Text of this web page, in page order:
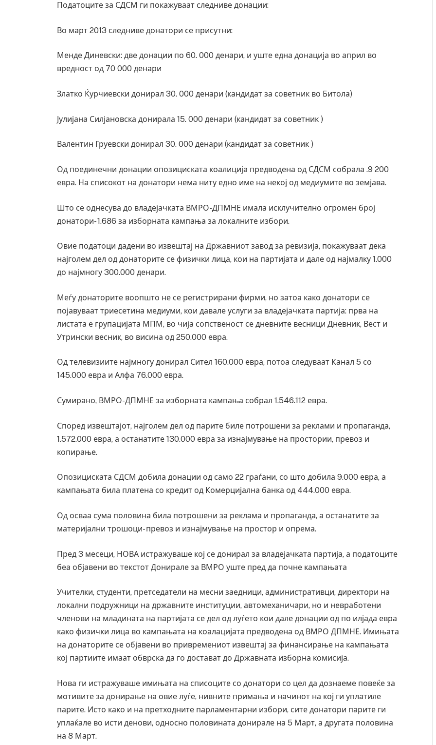
Податоците за СДСМ ги покажуваат следниве донации:
Во март 2013 следниве донатори се присутни:
Менде Диневски: две донации по 60. 000 денари, и уште една донација во април во
вредност од 70 000 денари
Златко Ќурчиевски донирал 30. 000 денари (кандидат за советник во Битола)
Јулијана Силјановска донирала 15. 000 денари (кандидат за советник )
Валентин Груевски донирал 30. 000 денари (кандидат за советник )
Од поединечни донации опозициската коалиција предводена од СДСМ собрала .9 200
евра. На списокот на донатори нема ниту едно име на некој од медиумите во земјава.
Што се однесува до владејачката ВМРО-ДПМНЕ имала исклучително огромен број
донатори- 1.686 за изборната кампања за локалните избори.
Овие податоци дадени во извештај на Државниот завод за ревизија, покажуваат дека
најголем дел од донаторите се физички лица, кои на партијата и дале од најмалку 1.000
до најмногу 300.000 денари.
Меѓу донаторите воопшто не се регистрирани фирми, но затоа како донатори се
појавуваат триесетина медиуми, кои давале услуги за владејачката партија: прва на
листата е групацијата МПМ, во чија сопственост се дневните весници Дневник, Вест и
Утрински весник, во висина од 250.000 евра.
Од телевизиите најмногу донирал Сител 160.000 евра, потоа следуваат Канал 5 со
145.000 евра и Алфа 76.000 евра.
Сумирано, ВМРО-ДПМНЕ за изборната кампања собрал 1.546.112 евра.
Според извештајот, најголем дел од парите биле потрошени за реклами и пропаганда,
1.572.000 евра, а останатите 130.000 евра за изнајмување на простории, превоз и
копирање.
Опозициската СДСМ добила донации од само 22 граѓани, со што добила 9.000 евра, а
кампањата била платена со кредит од Комерцијална банка од 444.000 евра.
Од осваа сума половина била потрошени за реклама и пропаганда, а останатите за
материјални трошоци- превоз и изнајмување на простор и опрема.
Пред 3 месеци, НОВА истражуваше кој се донирал за владејачката партија, а податоците
беа објавени во текстот Донирале за ВМРО уште пред да почне кампањата
Учителки, студенти, претседатели на месни заедници, административци, директори на
локални подружници на државните институции, автомеханичари, но и невработени
членови на младината на партијата се дел од луѓето кои дале донации од по илјада евра
како физички лица во кампањата на коалацијата предводена од ВМРО ДПМНЕ. Имињата
на донаторите се објавени во привремениот извештај за финансирање на кампањата
кој партиите имаат обврска да го достават до Државната изборна комисија.
Нова ги истражуваше имињата на списоците со донатори со цел да дознаеме повеќе за
мотивите за донирање на овие луѓе, нивните примања и начинот на кој ги уплатиле
парите. Исто како и на претходните парламентарни избори, сите донатори парите ги
уплаќале во исти денови, односно половината донирале на 5 Март, а другата половина
на 8 Март.